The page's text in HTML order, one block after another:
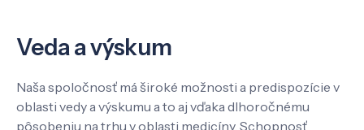
Veda a výskum
Naša spoločnosť má široké možnosti a predispozície v
oblasti vedy a výskumu a to aj vďaka dlhoročnému
pôsobeniu na trhu v oblasti medicíny. Schopnosť